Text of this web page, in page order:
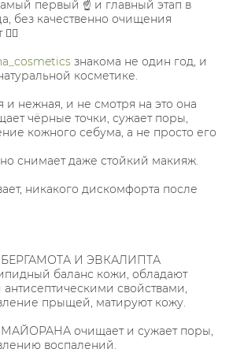
первый ☝️ и главный этап в
без качественно очищения
знакома не один год, и
косметике.
и нежная, и не смотря на это она
чёрные точки, сужает поры,
кожного себума, а не просто его
снимает даже стойкий макияж.
никакого дискомфорта после
И ЭВКАЛИПТА
баланс кожи, обладают
свойствами,
прыщей, матируют кожу.
очищает и сужает поры,
воспалений.